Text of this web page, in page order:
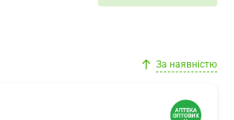
За наявністю